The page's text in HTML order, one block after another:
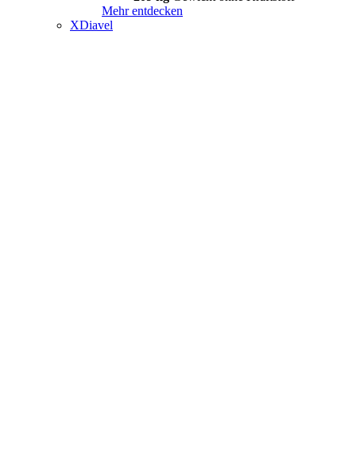
Mehr entdecken
XDiavel